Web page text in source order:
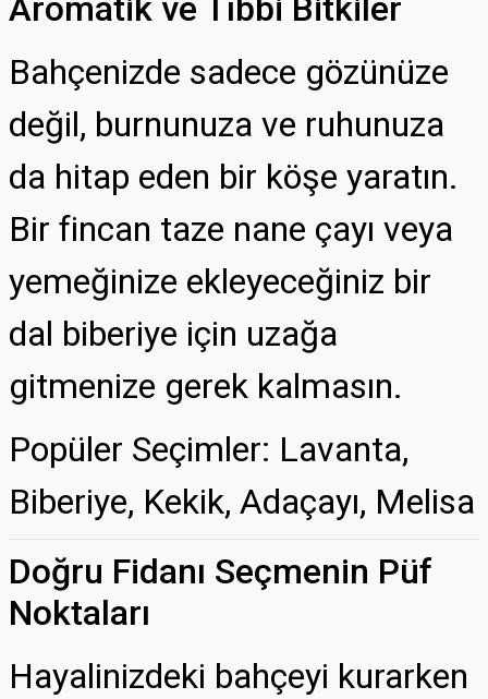
Aromatik ve Tıbbi Bitkiler
Bahçenizde sadece gözünüze
değil, burnunuza ve ruhunuza
da hitap eden bir köşe yaratın.
Bir fincan taze nane çayı veya
yemeğinize ekleyeceğiniz bir
dal biberiye için uzağa
gitmenize gerek kalmasın.
Popüler Seçimler: Lavanta,
Biberiye, Kekik, Adaçayı, Melisa
Doğru Fidanı Seçmenin Püf
Noktaları
Hayalinizdeki bahçeyi kurarken